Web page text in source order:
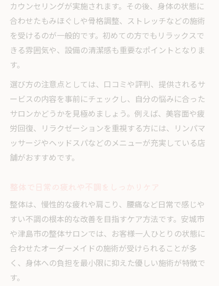
カウンセリングが実施されます。その後、身体の状態に
合わせたもみほぐしや骨格調整、ストレッチなどの施術
を受けるのが一般的です。初めての方でもリラックスで
きる雰囲気や、設備の清潔感も重要なポイントとなりま
す。
選び方の注意点としては、口コミや評判、提供されるサ
ービスの内容を事前にチェックし、自分の悩みに合った
サロンかどうかを見極めましょう。例えば、美容面や疲
労回復、リラクゼーションを重視する方には、リンパマ
ッサージやヘッドスパなどのメニューが充実している店
舗がおすすめです。
整体は、慢性的な疲れや肩こり、腰痛など日常で感じや
すい不調の根本的な改善を目指すケア方法です。安城市
や津島市の整体サロンでは、お客様一人ひとりの状態に
合わせたオーダーメイドの施術が受けられることが多
く、身体への負担を最小限に抑えた優しい施術が特徴で
す。